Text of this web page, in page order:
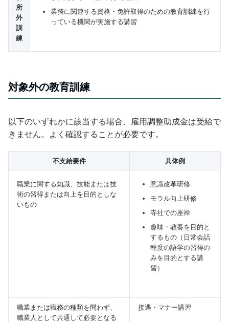
所
外
訓
練
業務に関連する資格・免許取得のための教育訓練を行
っている機関が実施する講習
対象外の教育訓練
以下のいずれかに該当する場合、雇用調整助成金は受給で
きません。よく確認することが必要です。
不支給要件 具体例
職業に関する知識、技能または技
術の習得または向上を目的としな
いもの
意識改革研修
モラル向上研修
寺社での座禅
趣味・教養を目的と
するもの（日常会話
程度の語学の習得の
みを目的とする講
習）
職業または職務の種類を問わず、
職業人として共通して必要となる
接遇・マナー講習